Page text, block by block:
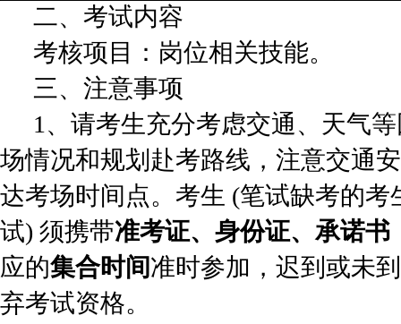
二、考试内容
考核项目：岗位相关技能。
三、注意事项
1 、请考生充分考虑交通、天气
场情况和规划赴考路线，注意交通
达考场时间点。考生 (笔试缺考的考
试) 须携带准考证、身份证、承诺书
应的集合时间准时参加，迟到或未
弃考试资格。